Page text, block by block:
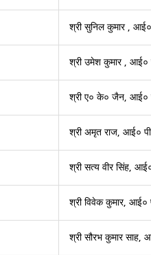
श्री सुनिल कुमार ,
श्री उमेश कुमार , आई०
श्री ए० के० जैन, आई०
श्री अमृत राज, आई०
श्री सत्य वीर सिंह,
श्री विवेक कुमार, आई०
श्री सौरभ कुमार साह,